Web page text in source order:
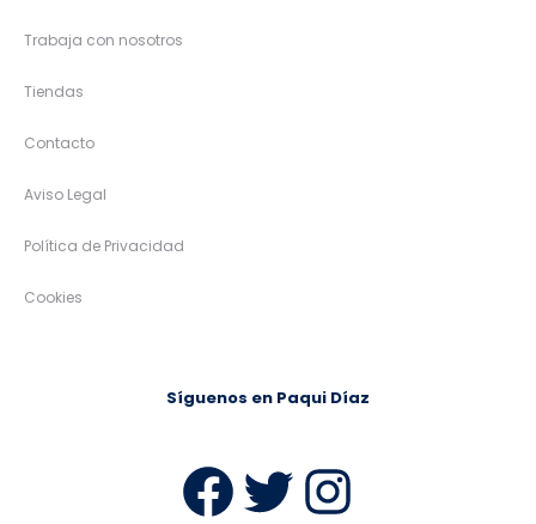
Trabaja con nosotros
Tiendas
Contacto
Aviso Legal
Política de Privacidad
Cookies
Síguenos en Paqui Díaz
Facebook
Twitter